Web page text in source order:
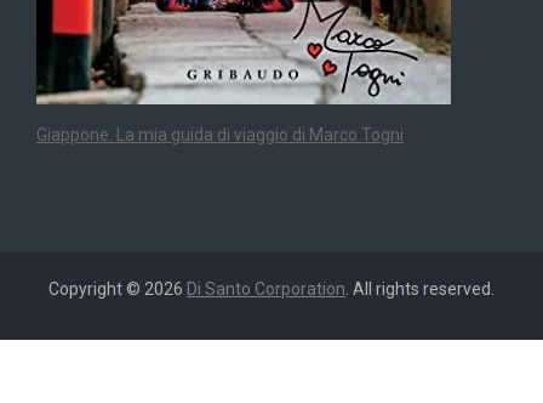
Giappone. La mia guida di viaggio di Marco Togni
Copyright © 2026 Di Santo Corporation . All rights reserved.